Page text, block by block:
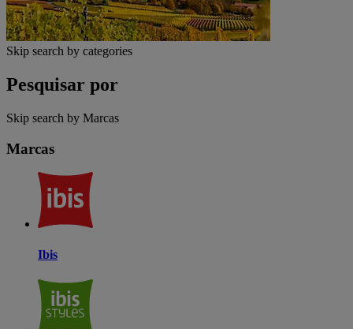
Skip search by categories
Pesquisar por
Skip search by Marcas
Marcas
Ibis